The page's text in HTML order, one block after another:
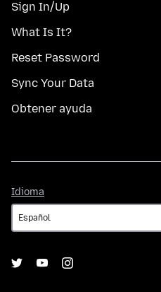
Sign In/Up
What Is It?
Reset Password
Sync Your Data
Obtener ayuda
Idioma